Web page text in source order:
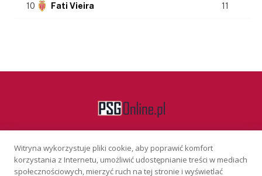
10 Fati Vieira 11
Facebook
Witryna wykorzystuje pliki cookie, aby poprawić komfort
korzystania z Internetu, umożliwić udostępnianie treści w mediach
społecznościowych, mierzyć ruch na tej stronie i wyświetlać